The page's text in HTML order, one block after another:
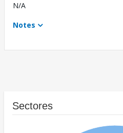
N/A
Notes
Sectores